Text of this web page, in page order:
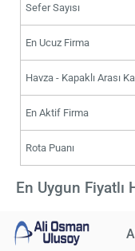
Sefer Sayısı
En Ucuz Firma
Havza - Kapaklı Arası
En Aktif Firma
Rota Puanı
En Uygun Fiyatlı